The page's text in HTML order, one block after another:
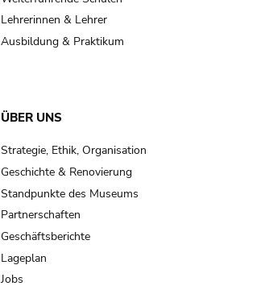
Lehrerinnen & Lehrer
Ausbildung & Praktikum
ÜBER UNS
Strategie, Ethik, Organisation
Geschichte & Renovierung
Standpunkte des Museums
Partnerschaften
Geschäftsberichte
Lageplan
Jobs